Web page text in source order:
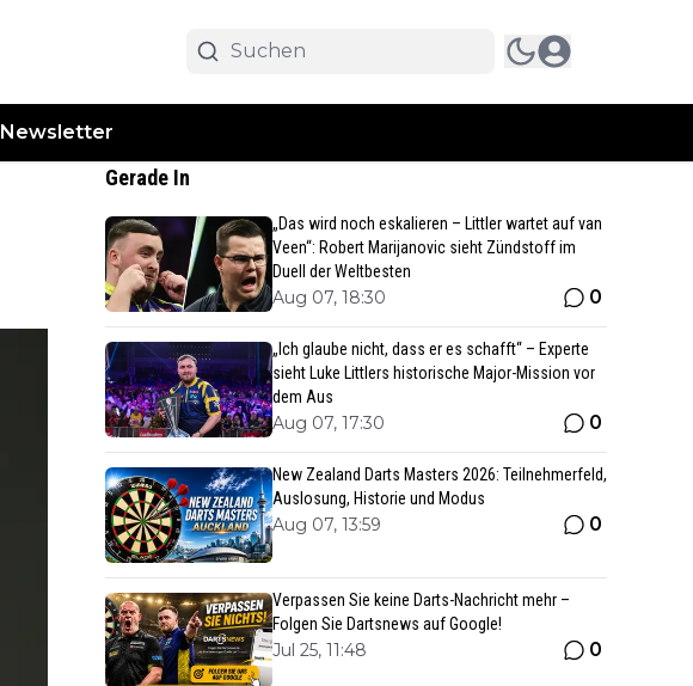
Newsletter
Gerade In
„Das wird noch eskalieren – Littler wartet auf van
Veen“: Robert Marijanovic sieht Zündstoff im
Duell der Weltbesten
Aug 07, 18:30 0
„Ich glaube nicht, dass er es schafft“ – Experte
sieht Luke Littlers historische Major-Mission vor
dem Aus
Aug 07, 17:30 0
New Zealand Darts Masters 2026: Teilnehmerfeld,
Auslosung, Historie und Modus
Aug 07, 13:59 0
Verpassen Sie keine Darts-Nachricht mehr –
Folgen Sie Dartsnews auf Google!
Jul 25, 11:48 0